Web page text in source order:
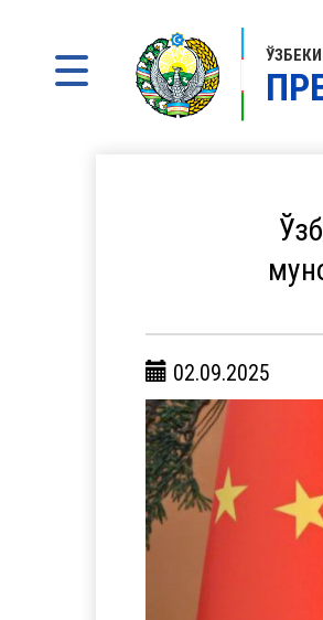
02.09.2025